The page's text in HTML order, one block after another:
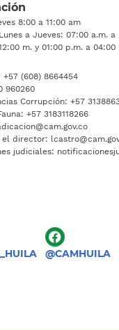
8:00 a 11:00 am
a Jueves: 07:00 a.m.
m. y 01:00 p.m. a 04:00
(608) 8664454
960260
Corrupción: +57
+57 3183118266
director:
judiciales:
@CAMHUILA